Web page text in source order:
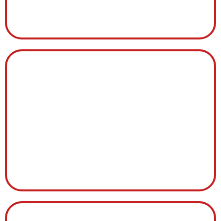
LX12
MOTEUR